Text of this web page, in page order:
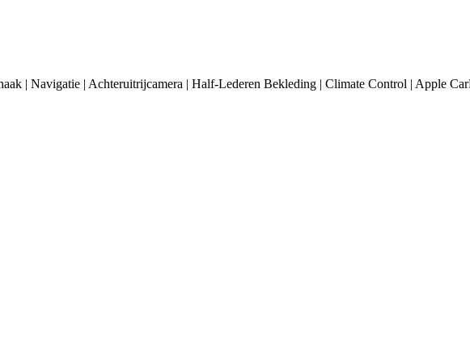
| Navigatie | Achteruitrijcamera | Half-Lederen Bekleding | Climate Control | Apple